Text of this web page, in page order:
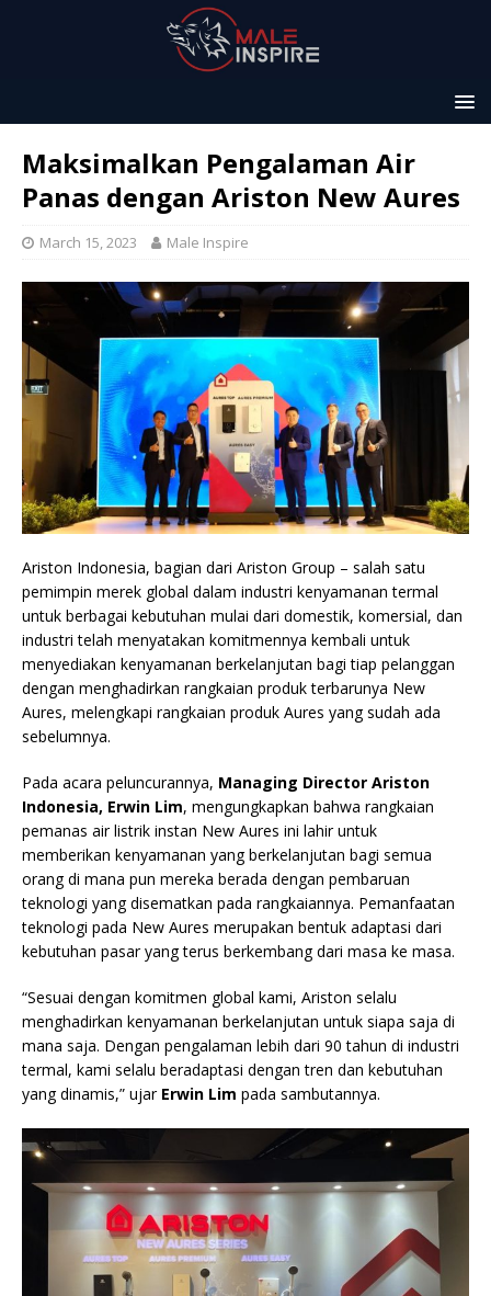
Maksimalkan Pengalaman Air
Panas dengan Ariston New Aures
March 15, 2023 Male Inspire
Ariston Indonesia, bagian dari Ariston Group – salah satu
pemimpin merek global dalam industri kenyamanan termal
untuk berbagai kebutuhan mulai dari domestik, komersial, dan
industri telah menyatakan komitmennya kembali untuk
menyediakan kenyamanan berkelanjutan bagi tiap pelanggan
dengan menghadirkan rangkaian produk terbarunya New
Aures, melengkapi rangkaian produk Aures yang sudah ada
sebelumnya.
Pada acara peluncurannya, Managing Director Ariston
Indonesia, Erwin Lim, mengungkapkan bahwa rangkaian
pemanas air listrik instan New Aures ini lahir untuk
memberikan kenyamanan yang berkelanjutan bagi semua
orang di mana pun mereka berada dengan pembaruan
teknologi yang disematkan pada rangkaiannya. Pemanfaatan
teknologi pada New Aures merupakan bentuk adaptasi dari
kebutuhan pasar yang terus berkembang dari masa ke masa.
“Sesuai dengan komitmen global kami, Ariston selalu
menghadirkan kenyamanan berkelanjutan untuk siapa saja di
mana saja. Dengan pengalaman lebih dari 90 tahun di industri
termal, kami selalu beradaptasi dengan tren dan kebutuhan
yang dinamis,” ujar Erwin Lim pada sambutannya.